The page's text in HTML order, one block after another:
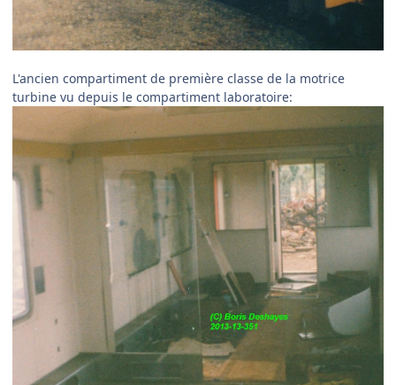
L'ancien compartiment de première classe de la motrice
turbine vu depuis le compartiment laboratoire: